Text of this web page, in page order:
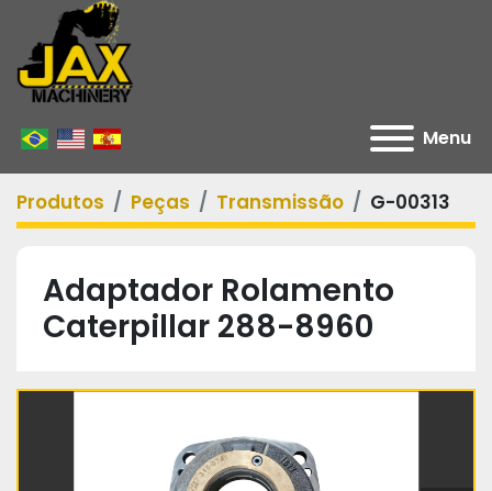
Menu
Produtos Peças Transmissão G-00313
Adaptador Rolamento
Caterpillar 288-8960